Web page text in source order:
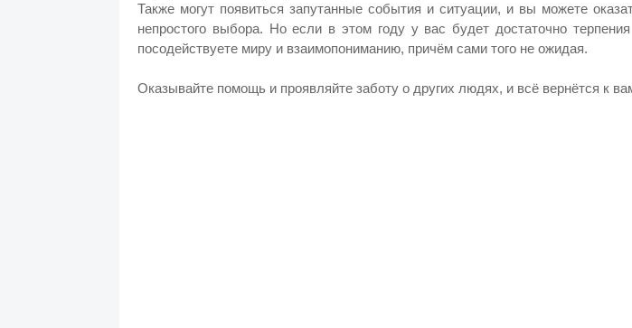
Также могут появиться запутанные события и ситуации, и вы можете
непростого выбора. Но если в этом году у вас будет достаточно
посодействуете миру и взаимопониманию, причём сами того не ожидая.
Оказывайте помощь и проявляйте заботу о других людях, и всё вернётся к